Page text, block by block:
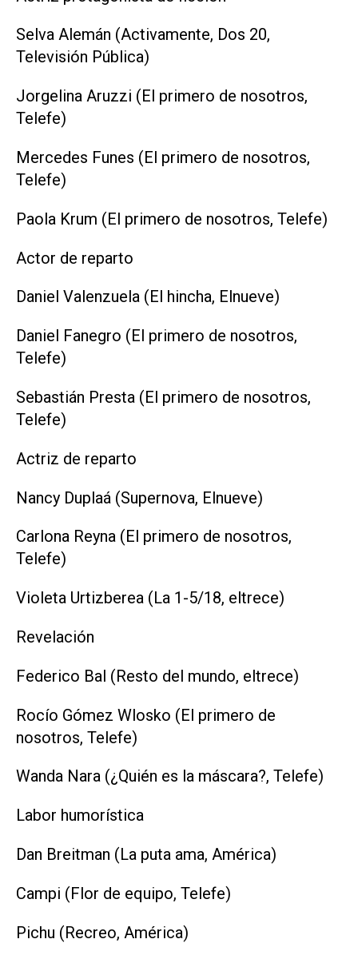
Selva Alemán (Activamente, Dos 20,
Televisión Pública)
Jorgelina Aruzzi (El primero de nosotros,
Telefe)
Mercedes Funes (El primero de nosotros,
Telefe)
Paola Krum (El primero de nosotros, Telefe)
Actor de reparto
Daniel Valenzuela (El hincha, Elnueve)
Daniel Fanegro (El primero de nosotros,
Telefe)
Sebastián Presta (El primero de nosotros,
Telefe)
Actriz de reparto
Nancy Duplaá (Supernova, Elnueve)
Carlona Reyna (El primero de nosotros,
Telefe)
Violeta Urtizberea (La 1-5/18, eltrece)
Revelación
Federico Bal (Resto del mundo, eltrece)
Rocío Gómez Wlosko (El primero de
nosotros, Telefe)
Wanda Nara (¿Quién es la máscara?, Telefe)
Labor humorística
Dan Breitman (La puta ama, América)
Campi (Flor de equipo, Telefe)
Pichu (Recreo, América)